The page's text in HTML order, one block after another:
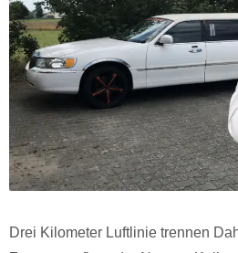
Drei Kilometer Luftlinie trennen